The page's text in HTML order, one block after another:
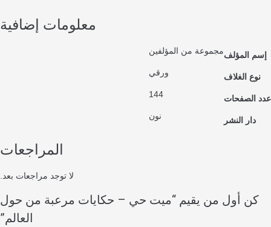
معلومات إضافية
مجموعة من المؤلفين
الغلاف
النشر
المراجعات
لا توجد مراجعات بعد.
أول من يقيم “ميت حي – حكايات مرعبة من حول
العالم”